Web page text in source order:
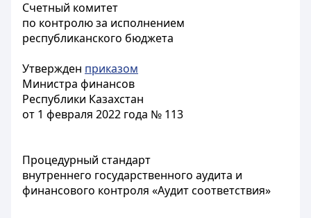
Счетный комитет
по контролю за исполнением
республиканского бюджета
Утвержден приказом
Министра финансов
Республики Казахстан
от 1 февраля 2022 года № 113
Процедурный стандарт
внутреннего государственного аудита и
финансового контроля «Аудит соответствия»